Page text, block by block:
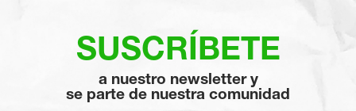
SUSCRÍBETE
a nuestro newsletter y
se parte de nuestra comunidad